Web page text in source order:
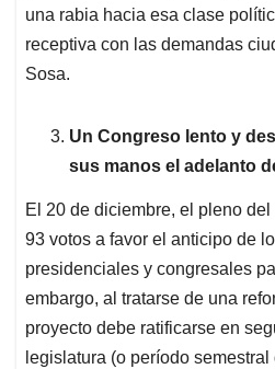
una rabia hacia esa clase
receptiva con las demandas
Sosa.
Un Congreso lento y
sus manos el adelanto
El 20 de diciembre, el pleno
93 votos a favor el anticipo de
presidenciales y congresales
embargo, al tratarse de una
proyecto debe ratificarse en
legislatura (o período